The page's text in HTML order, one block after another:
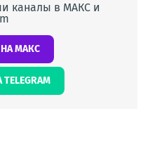
каналы в МАКС и
МАКС